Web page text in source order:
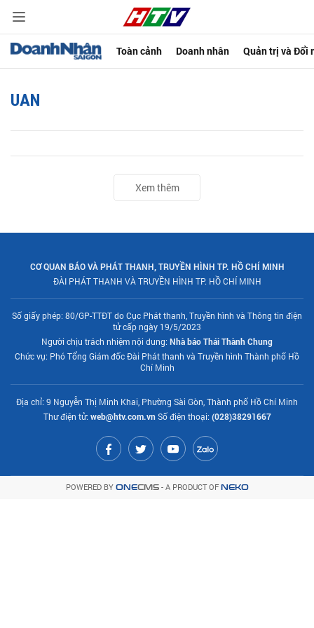
Toàn cảnh Doanh nhân Quản trị và Đổi
UAN
Xem thêm
CƠ QUAN BÁO VÀ PHÁT THANH, TRUYỀN HÌNH TP. HỒ CHÍ MINH
ĐÀI PHÁT THANH VÀ TRUYỀN HÌNH TP. HỒ CHÍ MINH
Số giấy phép: 80/GP-TTĐT do Cục Phát thanh, Truyền hình và Thông tin điện
tử cấp ngày 19/5/2023
Người chịu trách nhiệm nội dung: Nhà báo Thái Thành Chung
Chức vụ: Phó Tổng Giám đốc Đài Phát thanh và Truyền hình Thành phố Hồ
Chí Minh
Địa chỉ: 9 Nguyễn Thị Minh Khai, Phường Sài Gòn, Thành phố Hồ Chí Minh
Thư điện tử: web@htv.com.vnSố điện thoại: (028)38291667
POWERED BY ONECMS- A PRODUCT OF NEKO